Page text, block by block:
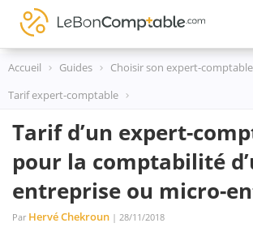
Skip
content
Accueil Guides
Choisir son expert-comptable
Tarif expert-comptable
Tarif d’un expert-
pour la comptabilité
entreprise ou micro-
Par Hervé Chekroun | 28/11/2018